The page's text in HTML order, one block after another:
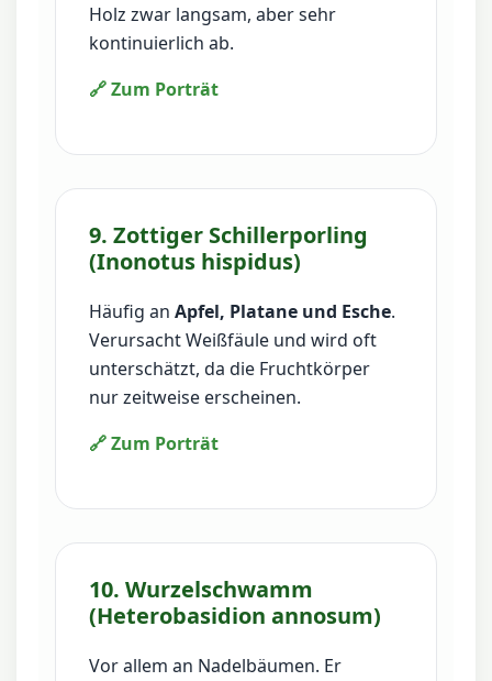
Holz zwar langsam, aber sehr
kontinuierlich ab.
🔗 Zum Porträt
9. Zottiger Schillerporling
(Inonotus hispidus)
Häufig an Apfel, Platane und Esche.
Verursacht Weißfäule und wird oft
unterschätzt, da die Fruchtkörper
nur zeitweise erscheinen.
🔗 Zum Porträt
10. Wurzelschwamm
(Heterobasidion annosum)
Vor allem an Nadelbäumen. Er